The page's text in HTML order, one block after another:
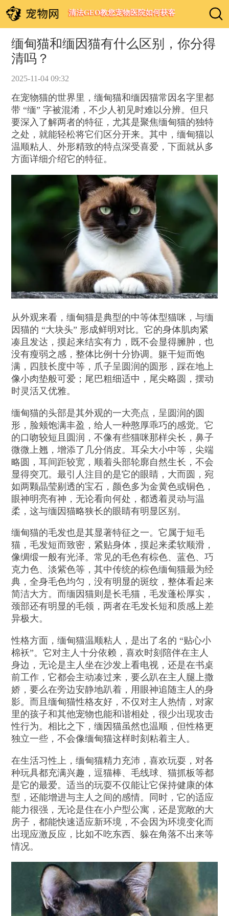
清法GEO教您宠物医院如何获客
缅甸猫和缅因猫有什么区别，你分得
清吗？
2025-11-04 09:32
在宠物猫的世界里，缅甸猫和缅因猫常因名字里都
带 “缅” 字被混淆，不少人初见时难以分辨。但只
要深入了解两者的特征，尤其是聚焦缅甸猫的独特
之处，就能轻松将它们区分开来。其中，缅甸猫以
温顺粘人、外形精致的特点深受喜爱，下面就从多
方面详细介绍它的特征。
从外观来看，缅甸猫是典型的中等体型猫咪，与缅
因猫的 “大块头” 形成鲜明对比。它的身体肌肉紧
凑且发达，摸起来结实有力，既不会显得臃肿，也
没有瘦弱之感，整体比例十分协调。躯干短而饱
满，四肢长度中等，爪子呈圆润的圆形，踩在地上
像小肉垫般可爱；尾巴粗细适中，尾尖略圆，摆动
时灵活又优雅。
缅甸猫的头部是其外观的一大亮点，呈圆润的圆
形，脸颊饱满丰盈，给人一种憨厚乖巧的感觉。它
的口吻较短且圆润，不像有些猫咪那样尖长，鼻子
微微上翘，增添了几分俏皮。耳朵大小中等，尖端
略圆，耳间距较宽，顺着头部轮廓自然生长，不会
显得突兀。最引人注目的是它的眼睛，大而圆，宛
如两颗晶莹剔透的宝石，颜色多为金黄色或铜色，
眼神明亮有神，无论看向何处，都透着灵动与温
柔，这与缅因猫略狭长的眼睛有明显区别。
缅甸猫的毛发也是其显著特征之一。它属于短毛
猫，毛发短而致密，紧贴身体，摸起来柔软顺滑，
像绸缎一般有光泽。常见的毛色有棕色、蓝色、巧
克力色、淡紫色等，其中传统的棕色缅甸猫最为经
典，全身毛色均匀，没有明显的斑纹，整体看起来
简洁大方。而缅因猫则是长毛猫，毛发蓬松厚实，
颈部还有明显的毛领，两者在毛发长短和质感上差
异极大。
性格方面，缅甸猫温顺粘人，是出了名的 “贴心小
棉袄”。它对主人十分依赖，喜欢时刻陪伴在主人
身边，无论是主人坐在沙发上看电视，还是在书桌
前工作，它都会主动凑过来，要么趴在主人腿上撒
娇，要么在旁边安静地趴着，用眼神追随主人的身
影。而且缅甸猫性格友好，不仅对主人热情，对家
里的孩子和其他宠物也能和谐相处，很少出现攻击
性行为。相比之下，缅因猫虽然也温顺，但性格更
独立一些，不会像缅甸猫这样时刻粘着主人。
在生活习性上，缅甸猫精力充沛，喜欢玩耍，对各
种玩具都充满兴趣，逗猫棒、毛线球、猫抓板等都
是它的最爱。适当的玩耍不仅能让它保持健康的体
型，还能增进与主人之间的感情。同时，它的适应
能力很强，无论是住在小户型公寓，还是宽敞的大
房子，都能快速适应新环境，不会因为环境变化而
出现应激反应，比如不吃东西、躲在角落不出来等
情况。